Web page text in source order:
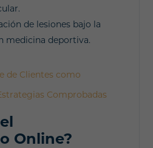
de lesiones bajo la
medicina deportiva.
de Clientes como
Comprobadas
Online?